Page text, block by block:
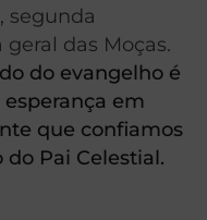
segunda
das Moças.
do evangelho é
esperança em
que confiamos
Pai Celestial.